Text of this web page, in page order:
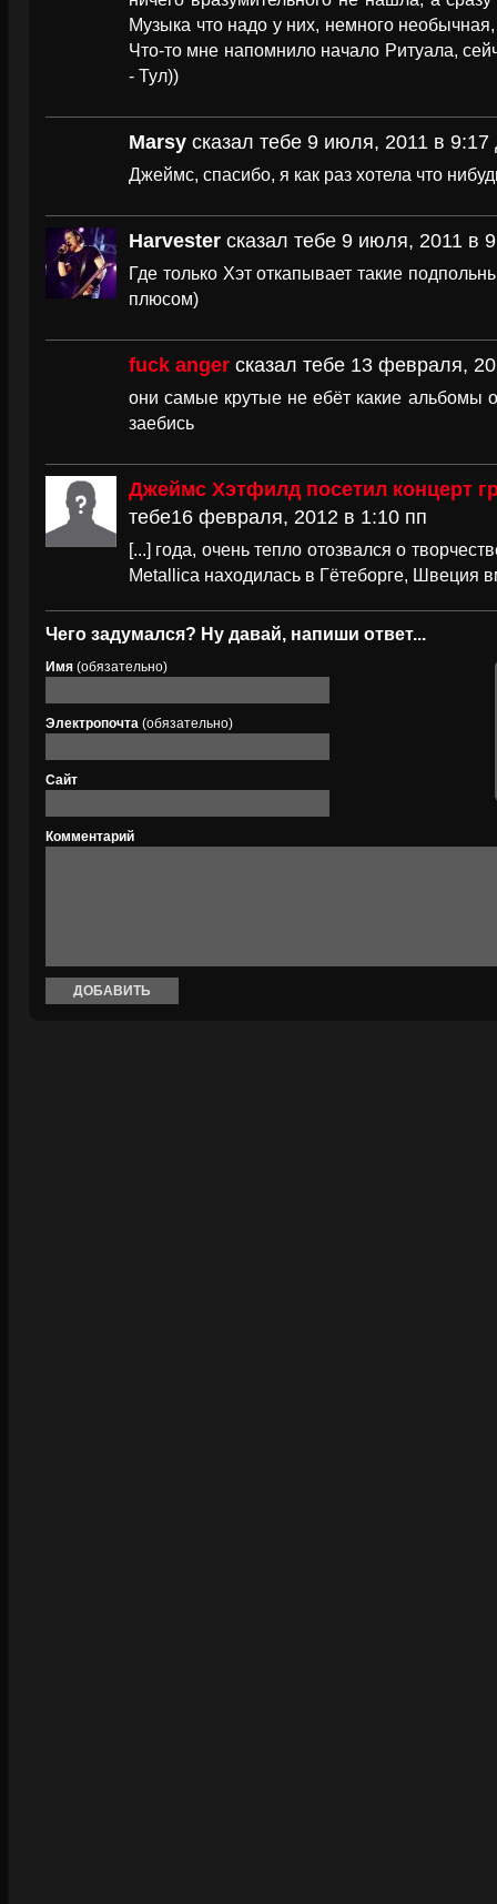
Музыка что надо у них, немного
Что-то мне напомнило начало Ритуала,
- Тул))
Marsy сказал тебе 9 июля, 2011 в 9:17
Джеймс, спасибо, я как раз хотела что
Harvester сказал тебе 9 июля, 2011 в
Где только Хэт откапывает такие
плюсом)
fuck anger сказал тебе 13 февраля,
они самые крутые не ебёт какие альбомы
заебись
Джеймс Хэтфилд посетил концерт
тебе16 февраля, 2012 в 1:10 пп
[...] года, очень тепло отозвался о
Metallica находилась в Гётеборге, Швеция
Чего задумался? Ну давай, напиши ответ...
Имя (обязательно)
Электропочта (обязательно)
Сайт
Комментарий